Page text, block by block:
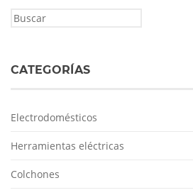
CATEGORÍAS
Electrodomésticos
Herramientas eléctricas
Colchones